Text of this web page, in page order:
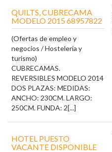
QUILTS, CUBRECAMA
MODELO 2015 68957822
(Ofertas de empleo y
negocios / Hosteleria y
turismo)
CUBRECAMAS.
REVERSIBLES MODELO 2014
DOS PLAZAS: MEDIDAS:
ANCHO: 230CM. LARGO:
250CM. FUNDA: 2[...]
HOTEL PUESTO
VACANTE DISPONIBLE